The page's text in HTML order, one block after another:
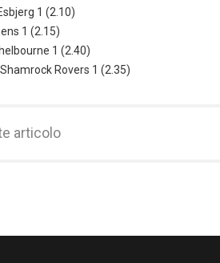
1 (2.10)
1 (2.15)
1 (2.40)
Rovers 1 (2.35)
articolo